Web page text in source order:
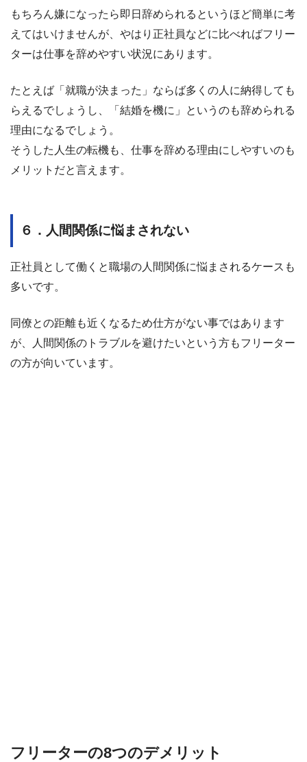
もちろん嫌になったら即日辞められるというほど簡単に考
えてはいけませんが、やはり正社員などに比べればフリー
ターは仕事を辞めやすい状況にあります。
たとえば「就職が決まった」ならば多くの人に納得しても
らえるでしょうし、「結婚を機に」というのも辞められる
理由になるでしょう。
そうした人生の転機も、仕事を辞める理由にしやすいのも
メリットだと言えます。
６．人間関係に悩まされない
正社員として働くと職場の人間関係に悩まされるケースも
多いです。
同僚との距離も近くなるため仕方がない事ではあります
が、人間関係のトラブルを避けたいという方もフリーター
の方が向いています。
フリーターの8つのデメリット